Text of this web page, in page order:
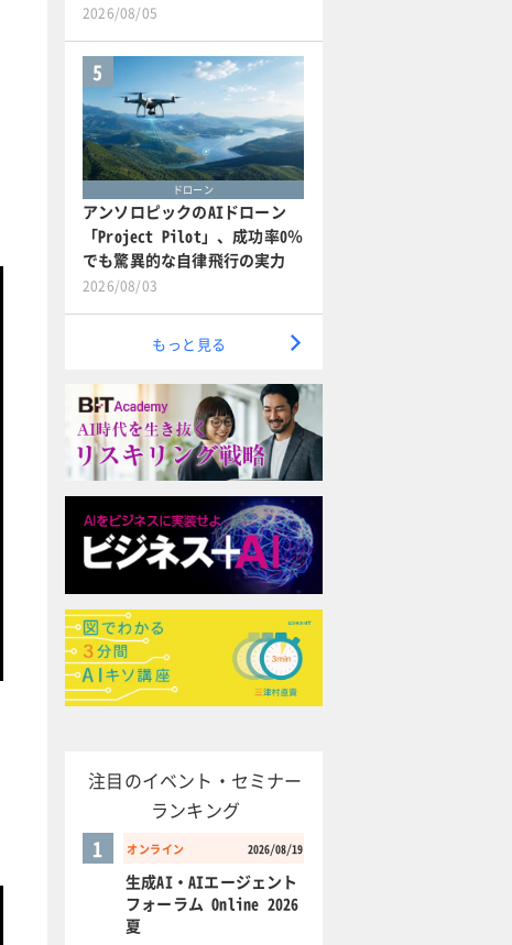
2026/08/05
5
ドローン
アンソロピックのAIドローン
「Project Pilot」、成功率0％
でも驚異的な自律飛行の実力
2026/08/03
もっと見る
注目のイベント・セミナー
ランキング
オンライン 2026/08/19
1
生成AI・AIエージェント
フォーラム Online 2026
夏